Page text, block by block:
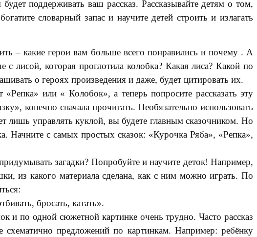
поддерживать ваш рассказ. Рассказывайте детям о том,
словарный запас и научите детей строить и излагать
– какие герои вам больше всего понравились и почему . А
лисой, которая проглотила колобка? Какая лиса? Какой по
о героях произведения и даже, будет цитировать их.
или « Колобок», а теперь попросите рассказать эту
конечно сначала прочитать. Необязательно использовать
лишь управлять куклой, вы будете главным сказочником. Но
Начните с самых простых сказок: «Курочка Ряба», «Репка»,
загадки? Попробуйте и научите деток! Например,
из какого материала сделана, как с ним можно играть. По
бросать, катать».
и по одной сюжетной картинке очень трудно. Часто рассказ
схематично предложений по картинкам. Например: ребёнку